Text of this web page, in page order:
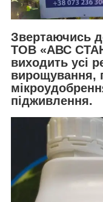
Звертаючись
ТОВ «АВС
виходить усі
вирощування,
підживлення.